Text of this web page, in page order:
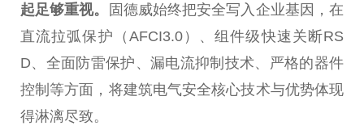
起足够重视。
固德威始终把安全写入企业基因，在
直流拉弧保护（AFCI3.0）、组件级快速关断RS
D、全面防雷保护、漏电流抑制技术、严格的器件
控制等方面，将建筑电气安全核心技术与优势体现
得淋漓尽致。